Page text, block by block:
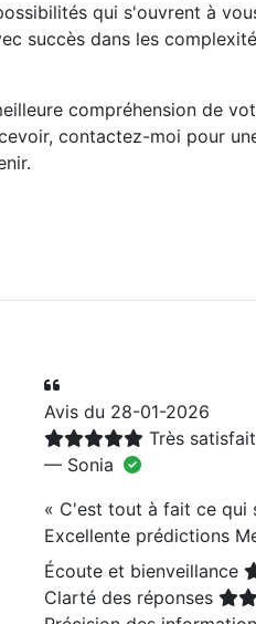
qui s'ouvrent à
succès dans les
compréhension de
contactez-moi pour
Avis du 28-01-2026
Très
— Sonia
« C'est tout à fait ce qui
Excellente prédictions
Écoute et bienveillance
Clarté des réponses